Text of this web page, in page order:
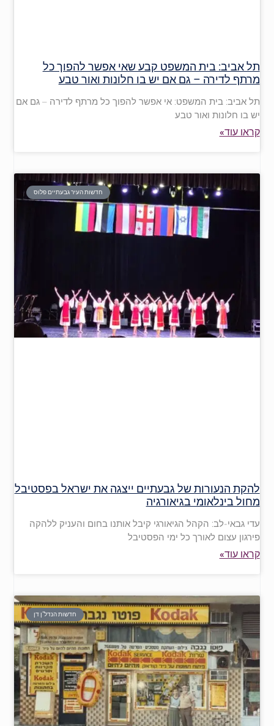
תל אביב: בית המשפט קבע שאי אפשר להפוך כל
מרתף לדירה – גם אם יש בו חלונות ואור טבע
תל אביב: בית המשפט: אי אפשר להפוך כל מרתף לדירה – גם אם
יש בו חלונות ואור טבע
קראו עוד»
חדשות העיר גבעתיים פלוס
להקת הנעורות של גבעתיים ייצגה את ישראל בפסטיבל
מחול בינלאומי בגיאורגיה
עדי גבאי-לב: הקהל הגיאורגי קיבל אותנו בחום והעניק ללהקה
פירגון עצום לאורך כל ימי הפסטיבל
קראו עוד»
חדשות הנדל"ן דן